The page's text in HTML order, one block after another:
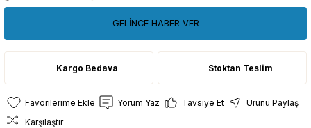
GELİNCE HABER VER
Kargo Bedava Stoktan Teslim
Yorum Yaz Tavsiye Et
Ürünü Paylaş
Karşılaştır